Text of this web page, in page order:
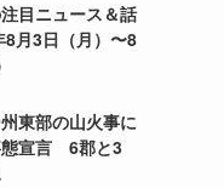
目ニュース＆話
8月3日（月）〜8
東部の山火事に
態宣言 6郡と3